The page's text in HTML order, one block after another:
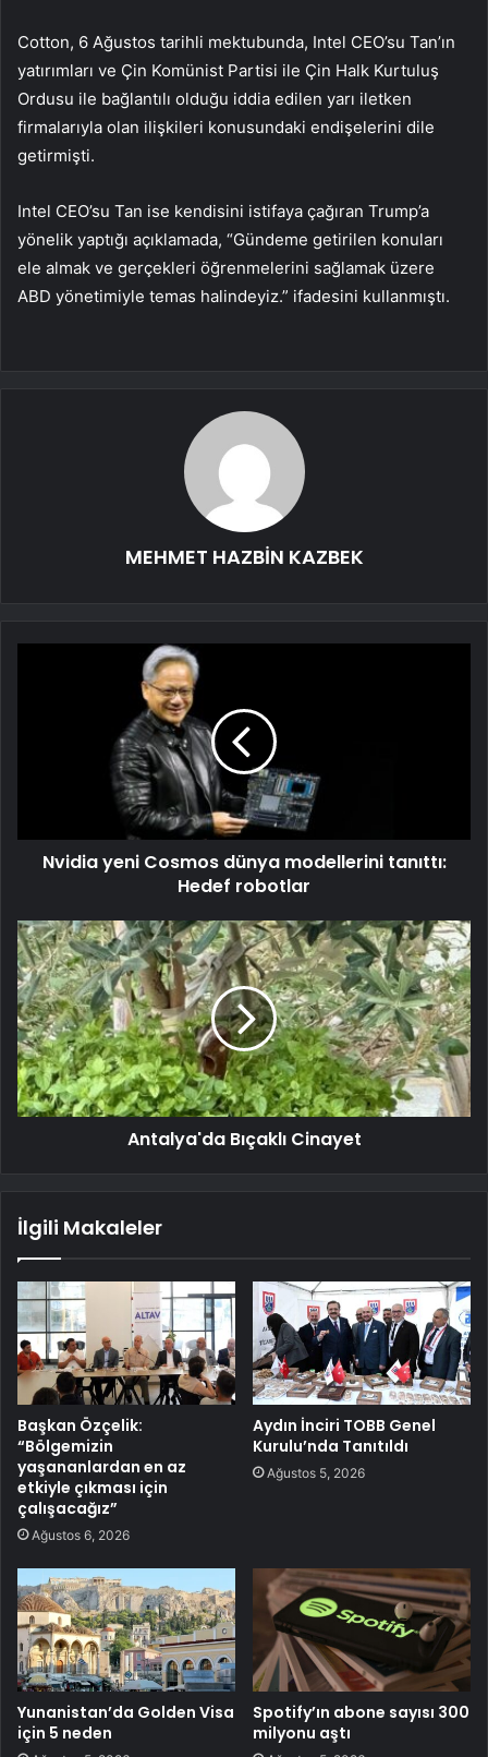
Cotton, 6 Ağustos tarihli mektubunda, Intel CEO’su Tan’ın
yatırımları ve Çin Komünist Partisi ile Çin Halk Kurtuluş
Ordusu ile bağlantılı olduğu iddia edilen yarı iletken
firmalarıyla olan ilişkileri konusundaki endişelerini dile
getirmişti.
Intel CEO’su Tan ise kendisini istifaya çağıran Trump’a
yönelik yaptığı açıklamada, “Gündeme getirilen konuları
ele almak ve gerçekleri öğrenmelerini sağlamak üzere
ABD yönetimiyle temas halindeyiz.” ifadesini kullanmıştı.
MEHMET HAZBİN KAZBEK
Nvidia yeni Cosmos dünya modellerini tanıttı:
Hedef robotlar
Antalya'da Bıçaklı Cinayet
İlgili Makaleler
Başkan Özçelik:
“Bölgemizin
yaşananlardan en az
etkiyle çıkması için
çalışacağız”
Ağustos 6, 2026
Aydın İnciri TOBB Genel
Kurulu’nda Tanıtıldı
Ağustos 5, 2026
Yunanistan’da Golden Visa
için 5 neden
Spotify’ın abone sayısı 300
milyonu aştı